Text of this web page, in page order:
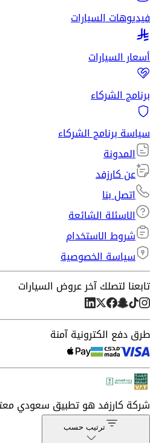
فيديوهات السيارات
أسعار السيارات
برنامج الشركاء
سياسة برنامج الشركاء
المدونة
عن كارزفد
اتصل بنا
الاسئلة الشائعة
شروط الاستخدام
سياسة الخصوصية
تابعنا لتصلك آخر عروض السيارات
طرق دفع الكترونية آمنة
شركة كارزفدهو تطبيق سعودي
ترتيب حسب